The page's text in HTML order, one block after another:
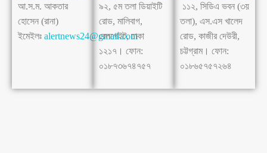
আ.স.ম. আকতার
হোসেন (রানা)
ইমেইলঃ alertnews24@gmail.com
৯২, ৫ম তলা ডিয়াইটি
রোড, মালিবাগ,
রেলগেইট, ঢাকা
১২১৭। ফোন:
০১৮৭৩৬৭৪৭৫৭
১১২, সিডিএ ভবন (৩য়
তলা), এস.এস খালেদ
রোড, কাজীর দেউরী,
চট্টগ্রাম। ফোন:
০১৮৬৫৭৫৭২৬৪